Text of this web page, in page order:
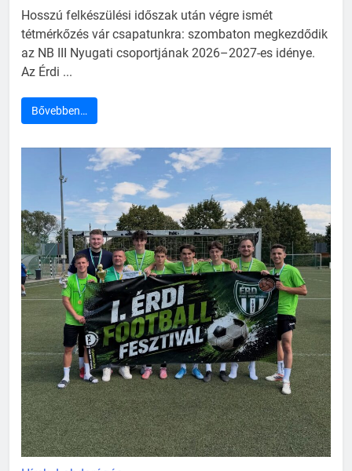
Hosszú felkészülési időszak után végre ismét
tétmérkőzés vár csapatunkra: szombaton megkezdődik
az NB III Nyugati csoportjának 2026–2027-es idénye.
Az Érdi ...
Bővebben…